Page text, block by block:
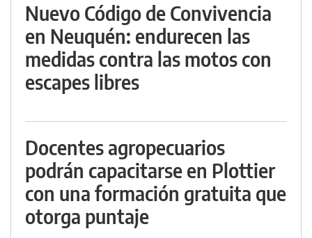
Nuevo Código de Convivencia
en Neuquén: endurecen las
medidas contra las motos con
escapes libres
Docentes agropecuarios
podrán capacitarse en Plottier
con una formación gratuita que
otorga puntaje